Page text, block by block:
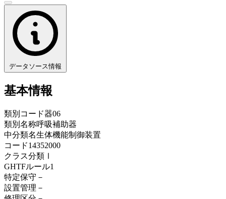
データソース情報
基本情報
類別コード器06
類別名称呼吸補助器
中分類名生体機能制御装置
コード14352000
クラス分類 Ⅰ
GHTFルール1
特定保守 －
設置管理 －